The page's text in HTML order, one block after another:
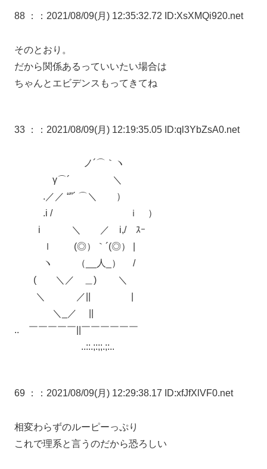
88 ： ：2021/08/09(月) 12:35:32.72 ID:XsXMQi920.net
そのとおり。
だから関係あるっていいたい場合は
ちゃんとエビデンスもってきてね
33 ： ：2021/08/09(月) 12:19:35.05 ID:ql3YbZsA0.net
ノ´⌒｀ヽ
γ⌒´ ＼
.／／ “”´ ⌒＼ ）
.i / ｉ ）
i ＼ ／ i,/ ｽｰ
ｌ (◎）｀´(◎） |
ヽ （__人_） /
( ＼／ ＿) ＼
＼ ／|| |
＼_／ ||
.. ￣￣￣￣￣||￣￣￣￣￣￣
..::.;:;;.;:..
69 ： ：2021/08/09(月) 12:29:38.17 ID:xfJfXlVF0.net
相変わらずのルーピーっぷり
これで理系と言うのだから恐ろしい